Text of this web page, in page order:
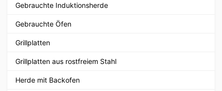
Gebrauchte Induktionsherde
Gebrauchte Öfen
Grillplatten
Grillplatten aus rostfreiem Stahl
Herde mit Backofen